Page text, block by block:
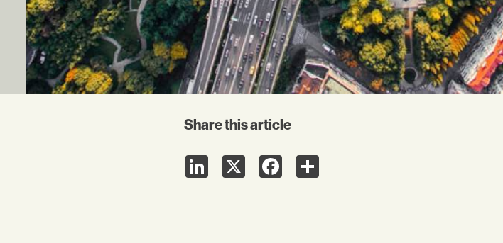
Share this article
LinkedInX FacebookShare